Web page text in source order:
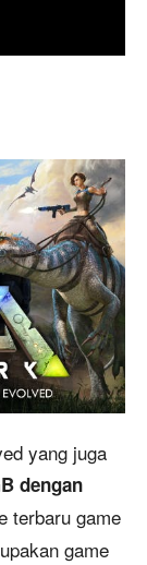
yang juga
dengan
terbaru game
game